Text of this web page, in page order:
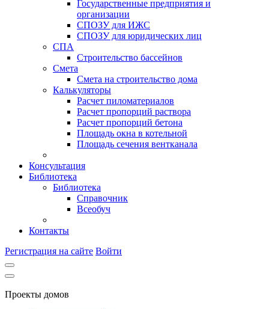
Государственные предприятия и
организации
СПОЗУ для ИЖС
СПОЗУ для юридических лиц
СПА
Строительство бассейнов
Смета
Смета на строительство дома
Калькуляторы
Расчет пиломатериалов
Расчет пропорций раствора
Расчет пропорций бетона
Площадь окна в котельной
Площадь сечения вентканала
Консультация
Библиотека
Библиотека
Справочник
Всеобуч
Контакты
Регистрация на сайте Войти
Проекты домов